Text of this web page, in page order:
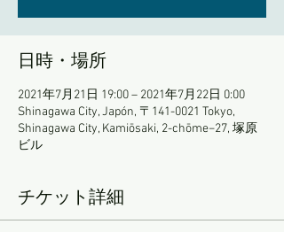
日時・場所
2021年7月21日 19:00 – 2021年7月22日 0:00
Shinagawa City, Japón, 〒141-0021 Tokyo,
Shinagawa City, Kamiōsaki, 2-chōme−27, 塚原
ビル
チケット詳細